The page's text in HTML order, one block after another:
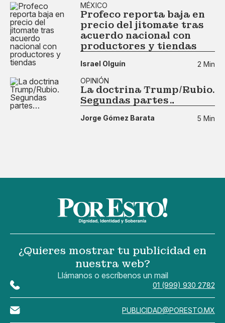
MÉXICO
Profeco reporta baja en
precio del jitomate tras
acuerdo nacional con
productores y tiendas
Israel Olguín
2 Min
OPINIÓN
La doctrina Trump/Rubio.
Segundas partes…
Jorge Gómez Barata 5 Min
¿Quieres mostrar tu publicidad en
nuestra web?
Llámanos o escríbenos un mail
01 (999) 930 2782
PUBLICIDAD@PORESTO.MX